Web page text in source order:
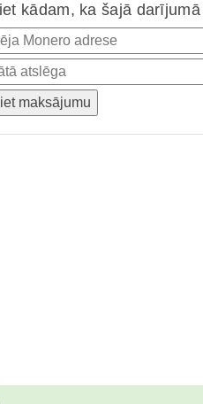
kādam, ka šajā